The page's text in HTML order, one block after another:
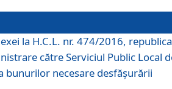
la H.C.L. nr. 474/2016,
către Serviciul Public Local
bunurilor necesare desfăşurării